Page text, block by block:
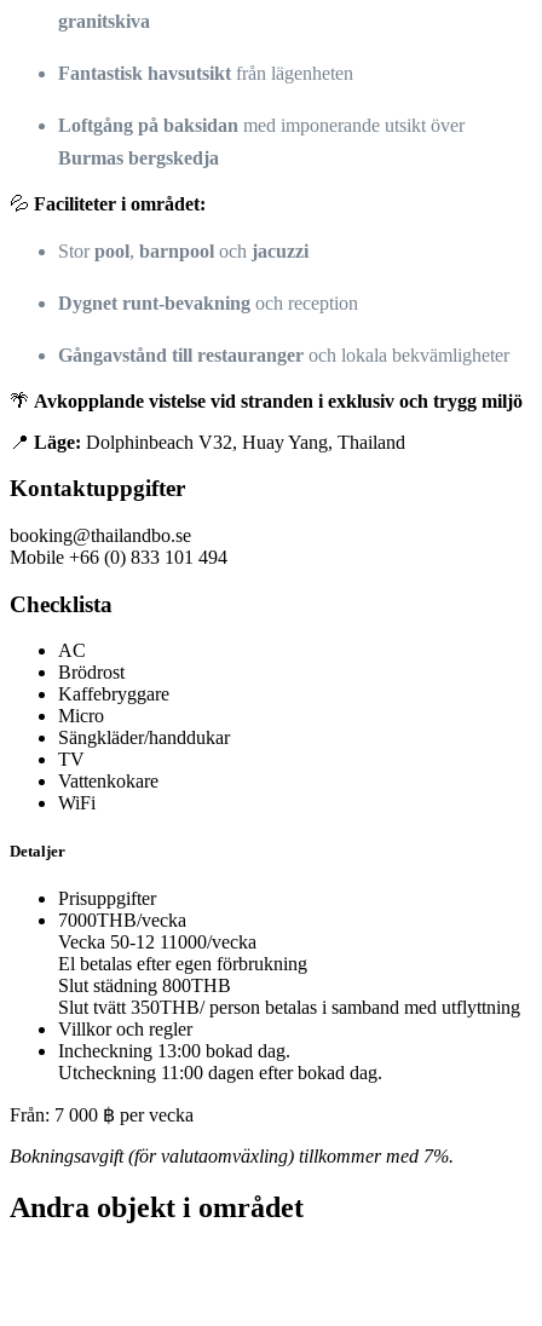
granitskiva
Fantastisk havsutsikt från lägenheten
Loftgång på baksidan med imponerande utsikt över
Burmas bergskedja
💦 Faciliteter i området:
Storpool, barnpool och jacuzzi
Dygnet runt-bevakning och reception
Gångavstånd till restauranger och lokala bekvämligheter
🌴 Avkopplande vistelse vid stranden i exklusiv och trygg miljö
📍 Läge: Dolphinbeach V32, Huay Yang, Thailand
Kontaktuppgifter
booking@thailandbo.se
Mobile +66 (0) 833 101 494
Checklista
AC
Brödrost
Kaffebryggare
Micro
Sängkläder/handdukar
TV
Vattenkokare
WiFi
Detaljer
Prisuppgifter
7000THB/vecka
Vecka 50-12 11000/vecka
El betalas efter egen förbrukning
Slut städning 800THB
Slut tvätt 350THB/ person betalas i samband med utflyttning
Villkor och regler
Incheckning 13:00 bokad dag.
Utcheckning 11:00 dagen efter bokad dag.
Från: 7 000 ฿ per vecka
Bokningsavgift (för valutaomväxling) tillkommer med 7%.
Andra objekt i området